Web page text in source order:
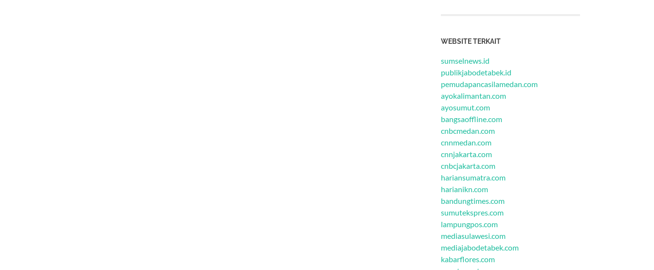
WEBSITE TERKAIT
sumselnews.id
publikjabodetabek.id
pemudapancasilamedan.com
ayokalimantan.com
ayosumut.com
bangsaoffline.com
cnbcmedan.com
cnnmedan.com
cnnjakarta.com
cnbcjakarta.com
hariansumatra.com
harianikn.com
bandungtimes.com
sumutekspres.com
lampungpos.com
mediasulawesi.com
mediajabodetabek.com
kabarflores.com